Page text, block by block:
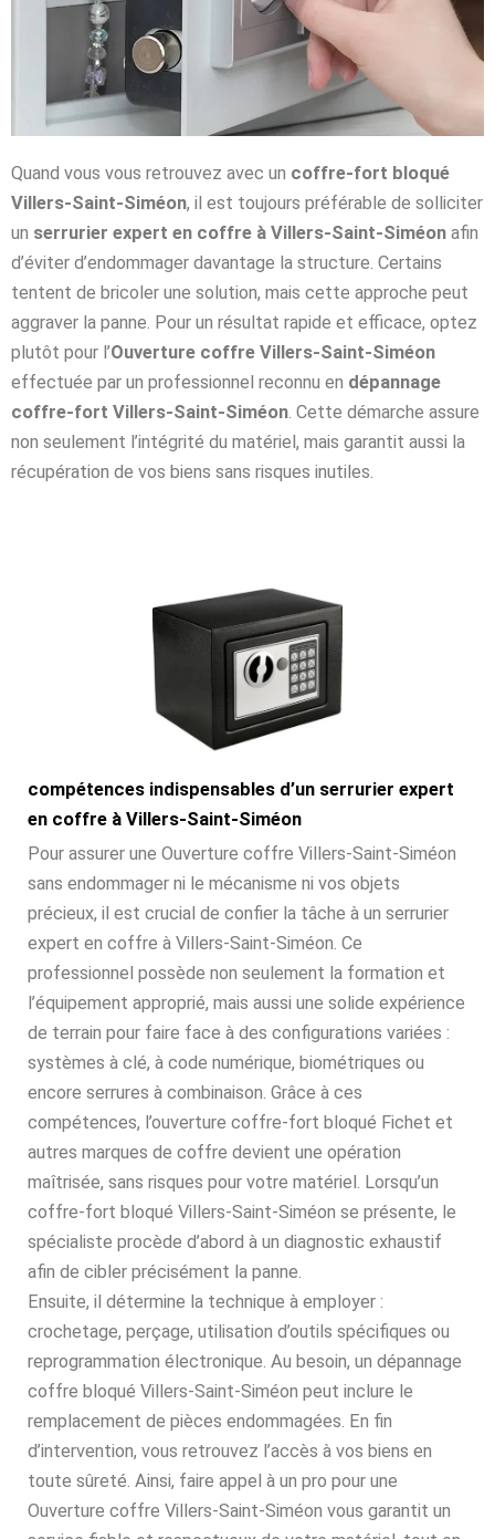
Quand vous vous retrouvez avec un coffre-fort bloqué
Villers-Saint-Siméon, il est toujours préférable de solliciter
un serrurier expert en coffre à Villers-Saint-Siméon afin
d’éviter d’endommager davantage la structure. Certains
tentent de bricoler une solution, mais cette approche peut
aggraver la panne. Pour un résultat rapide et efficace, optez
plutôt pour l’Ouverture coffre Villers-Saint-Siméon
effectuée par un professionnel reconnu en dépannage
coffre-fort Villers-Saint-Siméon. Cette démarche assure
non seulement l’intégrité du matériel, mais garantit aussi la
récupération de vos biens sans risques inutiles.
compétences indispensables d’un serrurier expert
en coffre à Villers-Saint-Siméon
Pour assurer une Ouverture coffre Villers-Saint-Siméon
sans endommager ni le mécanisme ni vos objets
précieux, il est crucial de confier la tâche à un serrurier
expert en coffre à Villers-Saint-Siméon. Ce
professionnel possède non seulement la formation et
l’équipement approprié, mais aussi une solide expérience
de terrain pour faire face à des configurations variées :
systèmes à clé, à code numérique, biométriques ou
encore serrures à combinaison. Grâce à ces
compétences, l’ouverture coffre-fort bloqué Fichet et
autres marques de coffre devient une opération
maîtrisée, sans risques pour votre matériel. Lorsqu’un
coffre-fort bloqué Villers-Saint-Siméon se présente, le
spécialiste procède d’abord à un diagnostic exhaustif
afin de cibler précisément la panne.
Ensuite, il détermine la technique à employer :
crochetage, perçage, utilisation d’outils spécifiques ou
reprogrammation électronique. Au besoin, un dépannage
coffre bloqué Villers-Saint-Siméon peut inclure le
remplacement de pièces endommagées. En fin
d’intervention, vous retrouvez l’accès à vos biens en
toute sûreté. Ainsi, faire appel à un pro pour une
Ouverture coffre Villers-Saint-Siméon vous garantit un